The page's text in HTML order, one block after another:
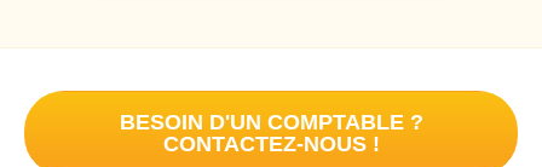
BESOIN D'UN COMPTABLE ?
CONTACTEZ-NOUS !